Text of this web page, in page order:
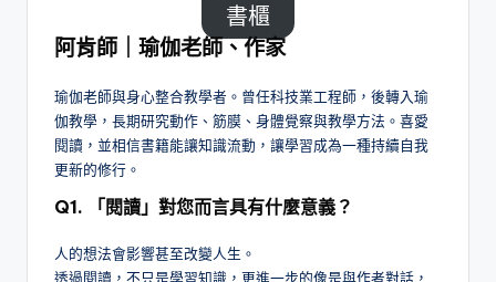
書櫃
阿肯師｜瑜伽老師、作家
瑜伽老師與身心整合教學者。曾任科技業工程師，後轉入瑜
伽教學，長期研究動作、筋膜、身體覺察與教學方法。喜愛
閱讀，並相信書籍能讓知識流動，讓學習成為一種持續自我
更新的修行。
Q1. 「閱讀」對您而言具有什麼意義？
人的想法會影響甚至改變人生。
透過閱讀，不只是學習知識，更進一步的像是與作者對話，